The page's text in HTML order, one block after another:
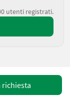
utenti registrati.
richiesta